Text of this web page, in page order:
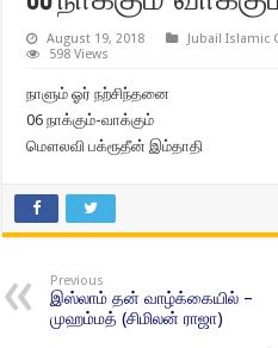
August 19, 2018 Jubail Islamic
598 Views
நாளும் ஓர் நற்சிந்தனை
06 நாக்கும்-வாக்கும்
மௌலவி பக்ரூதீன் இம்தாதி
Previous
இஸ்லாம் தன் வாழ்க்கையில் –
முஹம்மத் (சிமிலன் ராஜா)